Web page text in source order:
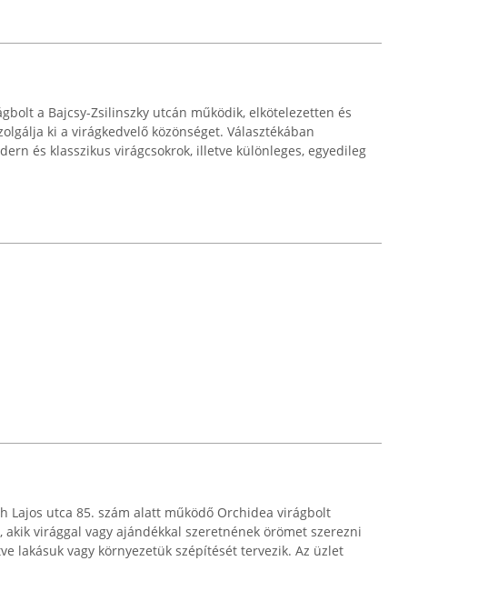
a Bajcsy-Zsilinszky utcán működik, elkötelezetten és
ki a virágkedvelő közönséget. Választékában
és klasszikus virágcsokrok, illetve különleges, egyedileg
Lajos utca 85. szám alatt működő Orchidea virágbolt
akik virággal vagy ajándékkal szeretnének örömet szerezni
lakásuk vagy környezetük szépítését tervezik. Az üzlet